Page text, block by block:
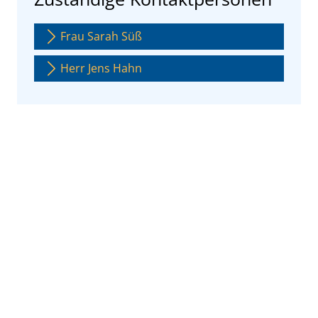
Frau Sarah Süß
Herr Jens Hahn